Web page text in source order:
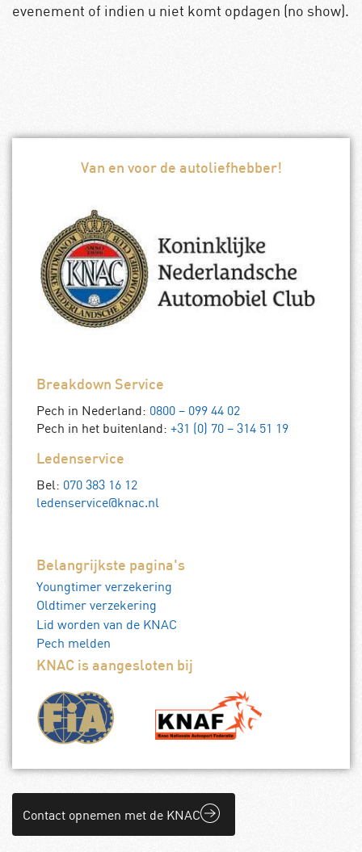
evenement of indien u niet komt opdagen (no show).
Van en voor de autoliefhebber!
Breakdown Service
Pech in Nederland: 0800 – 099 44 02
Pech in het buitenland: +31 (0) 70 – 314 51 19
Ledenservice
Bel: 070 383 16 12
ledenservice@knac.nl
Belangrijkste pagina's
Youngtimer verzekering
Oldtimer verzekering
Lid worden van de KNAC
Pech melden
KNAC is aangesloten bij
Contact opnemen met de KNAC